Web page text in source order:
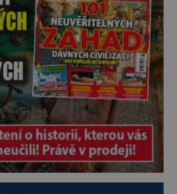
dávno před vámi. Říká se jim
bioindikátory […]